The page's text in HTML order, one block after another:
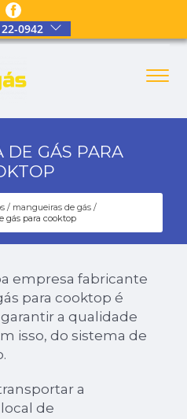
0942
DE GÁS PARA
mangueiras de gás
gás para cooktop
empresa fabricante
para cooktop é
a qualidade
isso, do sistema de
a
de